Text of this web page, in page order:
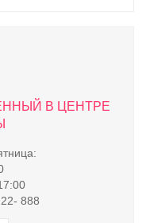
В ЦЕНТРЕ
888